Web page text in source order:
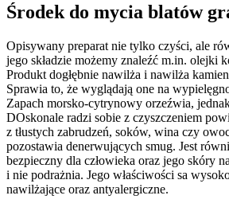
Środek do mycia blatów
Opisywany preparat nie tylko czyści, ale
jego składzie możemy znaleźć m.in. olejki
Produkt dogłębnie nawilża i nawilża
Sprawia to, że wyglądają one na
Zapach morsko-cytrynowy orzeźwia,
DOskonale radzi sobie z czyszczeniem
z tłustych zabrudzeń, soków, wina czy
pozostawia denerwujących smug. Jest
bezpieczny dla człowieka oraz jego skóry
i nie podrażnia. Jego właściwości sa
nawilżające oraz antyalergiczne.